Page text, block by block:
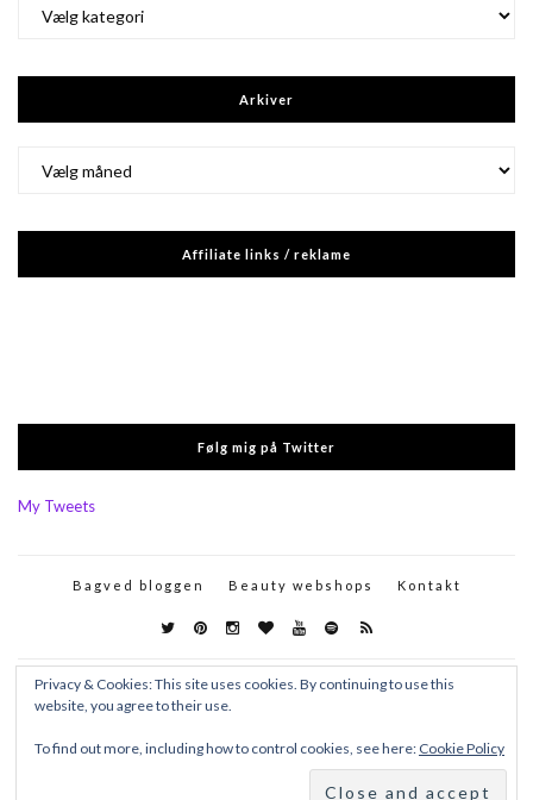
Arkiver
Affiliate links / reklame
Følg mig på Twitter
My Tweets
Bagved bloggen Beauty webshops Kontakt
Privacy & Cookies: This site uses cookies. By continuing to use this
website, you agree to their use.
To find out more, including how to control cookies, see here: Cookie Policy